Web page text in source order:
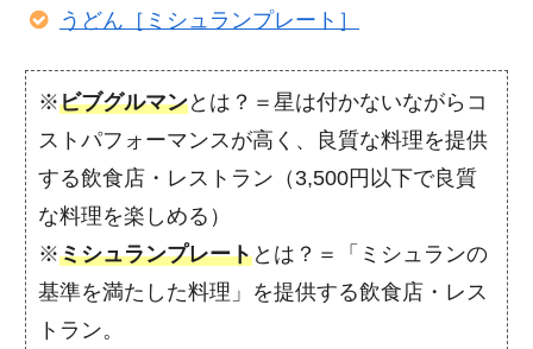
うどん［ミシュランプレート］
※ビブグルマンとは？＝星は付かないながらコ
ストパフォーマンスが高く、良質な料理を提供
する飲食店・レストラン（3,500円以下で良質
な料理を楽しめる）
※ミシュランプレートとは？＝「ミシュランの
基準を満たした料理」を提供する飲食店・レス
トラン。